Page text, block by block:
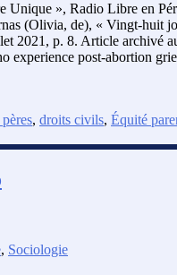
Unique », Radio Libre en
(Olivia, de), « Vingt-huit
2021, p. 8. Article archivé
post-abortion
, droits civils, Équité
, Sociologie